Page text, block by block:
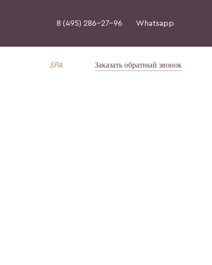
8 (495) 286-27-96 Whatsapp
SPA Заказать обратный звонок